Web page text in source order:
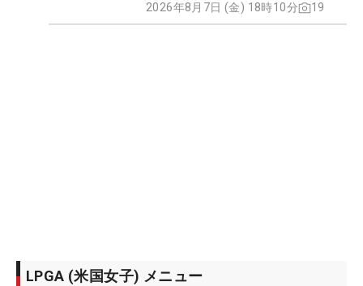
2026年8月7日 (金) 18時10分 19
LPGA (米国女子) メニュー